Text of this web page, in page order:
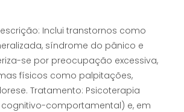
Inclui transtornos como
síndrome do pânico e
se por preocupação excessiva,
físicos como palpitações,
Tratamento: Psicoterapia
comportamental) e, em